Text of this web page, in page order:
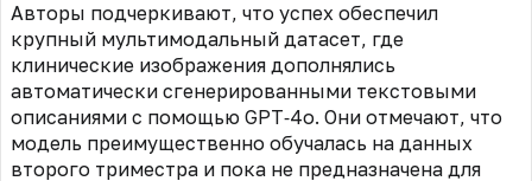
Авторы подчеркивают, что успех обеспечил
крупный мультимодальный датасет, где
клинические изображения дополнялись
автоматически сгенерированными текстовыми
описаниями с помощью GPT‑4o. Они отмечают, что
модель преимущественно обучалась на данных
второго триместра и пока не предназначена для